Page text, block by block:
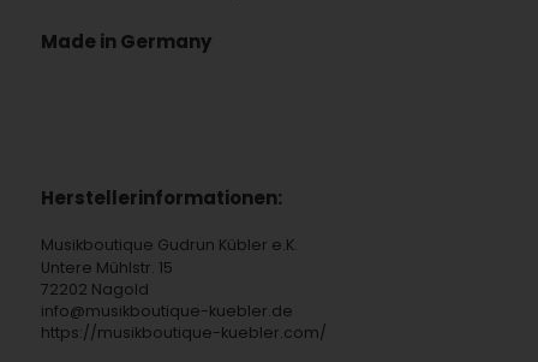
Made in Germany
Herstellerinformationen:
Musikboutique Gudrun Kübler e.K.
Untere Mühlstr. 15
72202 Nagold
info@musikboutique-kuebler.de
https://musikboutique-kuebler.com/